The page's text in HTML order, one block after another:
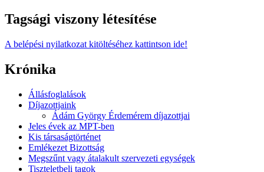
Tagsági viszony létesítése
A belépési nyilatkozat kitöltéséhez kattintson ide!
Krónika
Állásfoglalások
Díjazottjaink
Ádám György Érdemérem díjazottjai
Jeles évek az MPT-ben
Kis társaságtörténet
Emlékezet Bizottság
Megszűnt vagy átalakult szervezeti egységek
Tiszteletbeli tagok